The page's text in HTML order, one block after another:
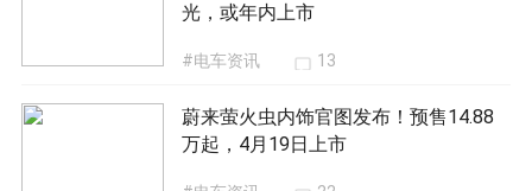
光，或年内上市
#电车资讯 13
蔚来萤火虫内饰官图发布！预售14.88
万起，4月19日上市